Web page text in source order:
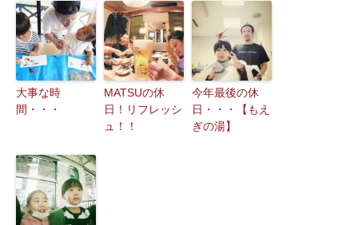
大事な時
間・・・
MATSUの休
日！リフレッシ
ュ！！
今年最後の休
日・・・【もえ
ぎの湯】